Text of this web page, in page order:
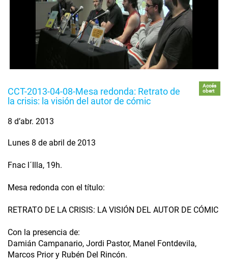
CCT-2013-04-08-Mesa redonda: Retrato de
la crisis: la visión del autor de cómic
Accés
obert
8 d’abr. 2013
Lunes 8 de abril de 2013
Fnac l´Illa, 19h.
Mesa redonda con el título:
RETRATO DE LA CRISIS: LA VISIÓN DEL AUTOR DE CÓMIC
Con la presencia de:
Damián Campanario, Jordi Pastor, Manel Fontdevila,
Marcos Prior y Rubén Del Rincón.